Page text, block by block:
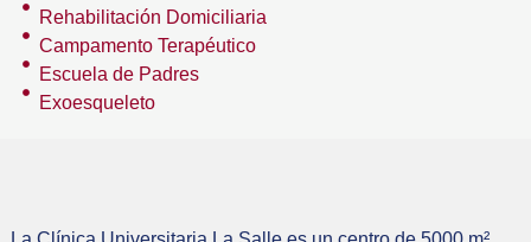
Rehabilitación Domiciliaria
Campamento Terapéutico
Escuela de Padres
Exoesqueleto